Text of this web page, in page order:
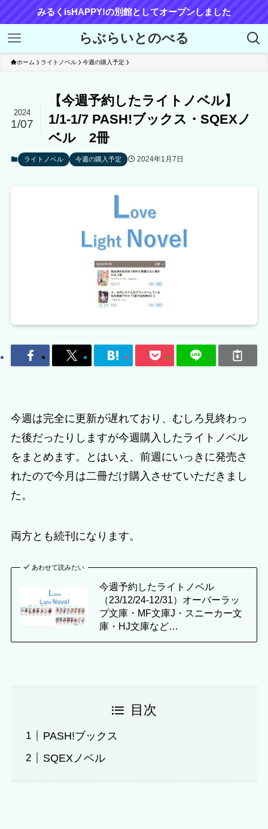
みるくisHAPPY!の別館としてオープンしました
らぶらいとのべる
ホーム ライトノベル 今週の購入予定
【今週予約したライトノベル】
1/1-1/7 PASH!ブックス・SQEXノ
ベル 2冊
2024
1/07
ライトノベル 今週の購入予定 2024年1月7日
今週は完全に更新が遅れており、むしろ見終わっ
た後だったりしますが今週購入したライトノベル
をまとめます。とはいえ、前週にいっきに発売さ
れたので今月は二冊だけ購入させていただきまし
た。
両方とも続刊になります。
あわせて読みたい
今週予約したライトノベル
（23/12/24-12/31）オーバーラッ
プ文庫・MF文庫J・スニーカー文
庫・HJ文庫など…
目次
PASH!ブックス
SQEXノベル